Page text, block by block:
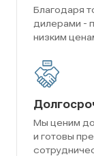
Благодаря
дилерами -
низким
Мы ценим
и готовы